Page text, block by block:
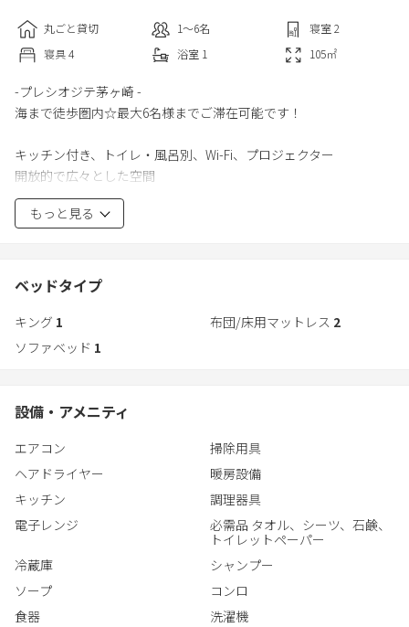
丸ごと貸切 1〜6名 寝室 2
寝具4 浴室 1 105㎡
-プレシオジテ茅ヶ崎 -
海まで徒歩圏内☆最大6名様までご滞在可能です！
キッチン付き、トイレ・風呂別、Wi-Fi、プロジェクター
開放的で広々とした空間
キングサイズのベッドもご用意しております！
ターがあり、他にも駅の周りには飲食店が多いので、グルメやシ
ョッピングを楽しんでいただけます。
茅ヶ崎の雰囲気を楽しみながら、お散歩がてら海に行くのもよ
家族や友人、恋人と素敵な時間をお過ごしください♪
法令の指示により、予約後指定のフォームに【ご滞在者様全員の
ご同意いただけない場合はご滞在いただけませんので、予めご了
承下さいませ。
もっと見る
ベッドタイプ
キング 1 布団/床用マットレス 2
ソファベッド 1
設備・アメニティ
エアコン
掃除用具
ヘアドライヤー
暖房設備
キッチン
調理器具
電子レンジ
必需品 タオル、シーツ、石鹸、
トイレットペーパー
冷蔵庫
シャンプー
ソープ
コンロ
食器
洗濯機